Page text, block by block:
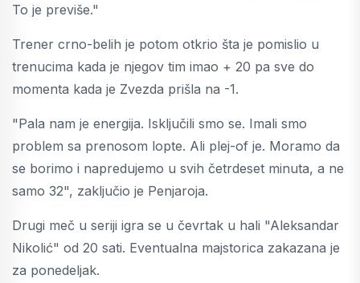
To je previše."
Trener crno-belih je potom otkrio šta je pomislio u
trenucima kada je njegov tim imao + 20 pa sve do
momenta kada je Zvezda prišla na -1.
"Pala nam je energija. Isključili smo se. Imali smo
problem sa prenosom lopte. Ali plej-of je. Moramo da
se borimo i napredujemo u svih četrdeset minuta, a ne
samo 32", zaključio je Penjaroja.
Drugi meč u seriji igra se u čevrtak u hali "Aleksandar
Nikolić" od 20 sati. Eventualna majstorica zakazana je
za ponedeljak.